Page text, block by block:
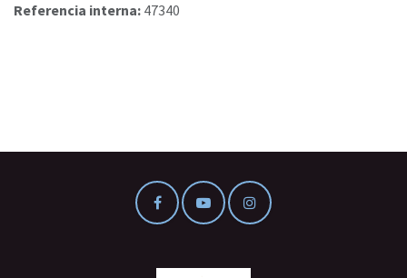
Referencia interna: 47340